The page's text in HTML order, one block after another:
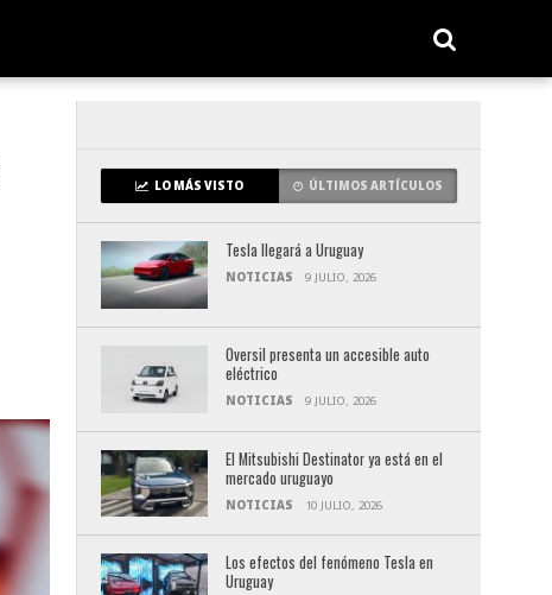
LO MÁS VISTO ÚLTIMOS ARTÍCULOS
Tesla llegará a Uruguay
NOTICIAS 9 JULIO, 2026
Oversil presenta un accesible auto
eléctrico
NOTICIAS 9 JULIO, 2026
El Mitsubishi Destinator ya está en el
mercado uruguayo
NOTICIAS 10 JULIO, 2026
Los efectos del fenómeno Tesla en
Uruguay